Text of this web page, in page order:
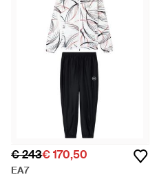
€ 243€ 170,50
EA7